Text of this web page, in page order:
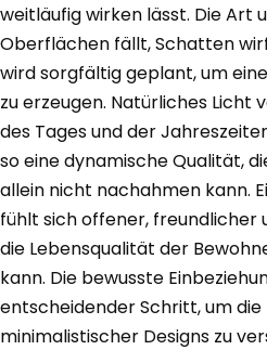
weitläufig wirken lässt. Die Art
Oberflächen fällt, Schatten
wird sorgfältig geplant, um
zu erzeugen. Natürliches Licht
des Tages und der
so eine dynamische Qualität,
allein nicht nachahmen kann.
fühlt sich offener, freundlicher
die Lebensqualität der
kann. Die bewusste
entscheidender Schritt, um die
minimalistischer Designs zu